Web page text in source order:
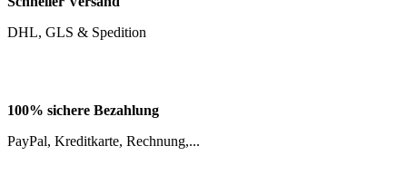
DHL, GLS & Spedition
PayPal, Kreditkarte, Rechnung,...